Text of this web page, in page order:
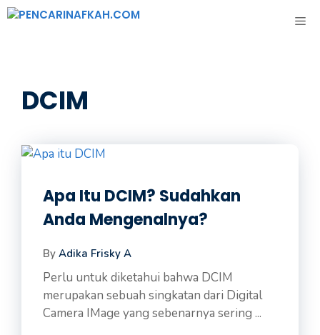
Langsung
DCIM
Apa Itu DCIM? Sudahkan
Anda Mengenalnya?
By Adika Frisky A
Perlu untuk diketahui bahwa DCIM
merupakan sebuah singkatan dari Digital
Camera IMage yang sebenarnya sering ...